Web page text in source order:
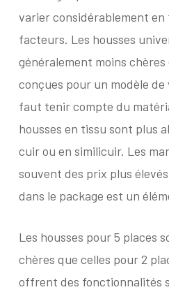
varier considérablement
facteurs. Les housses
généralement moins
conçues pour un modèle
faut tenir compte du
housses en tissu sont plus
cuir ou en similicuir. Les
souvent des prix plus
dans le package est un
Les housses pour 5 places
chères que celles pour 2
offrent des fonctionnalités